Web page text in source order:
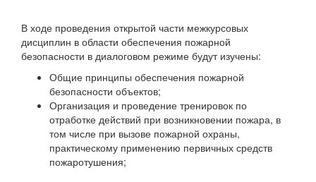
В ходе проведения открытой части межкурсовых
дисциплин в области обеспечения пожарной
безопасности в диалоговом режиме будут изучены:
Общие принципы обеспечения пожарной
безопасности объектов;
Организация и проведение тренировок по
отработке действий при возникновении пожара, в
том числе при вызове пожарной охраны,
практическому применению первичных средств
пожаротушения;